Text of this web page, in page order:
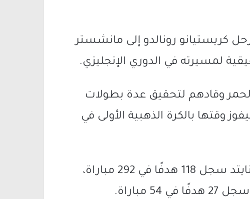
كريستيانو رونالدو إلى مانشستر
وقادهم لتحقيق عدة بطولات
دوري أبطال أوروبا في 2008 ليفوز وقتها بالكرة الذهبية الأولى في
وخلال فترته الأولى مع مانشستر يونايتد سجل 118 هدفًا في 292 مباراة،